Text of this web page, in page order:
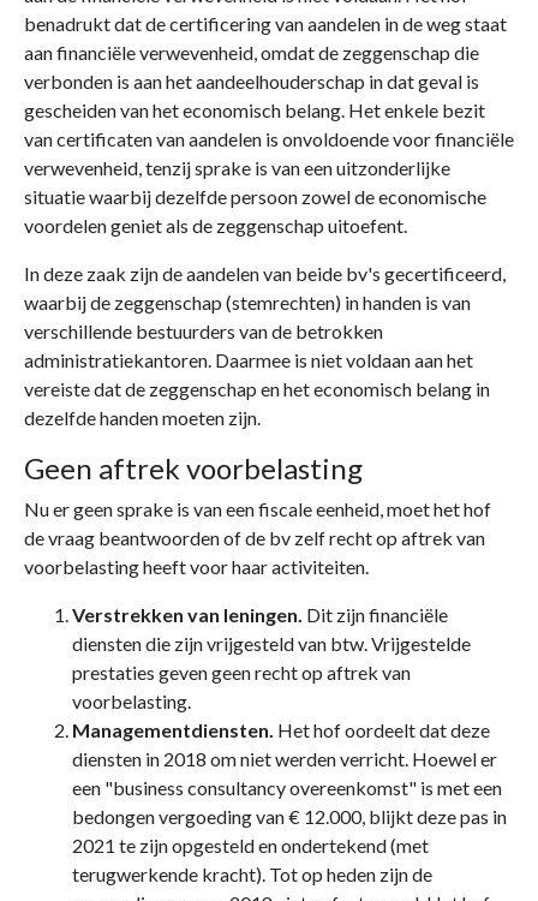
benadrukt dat de certificering van aandelen in de weg staat
aan financiële verwevenheid, omdat de zeggenschap die
verbonden is aan het aandeelhouderschap in dat geval is
gescheiden van het economisch belang. Het enkele bezit
van certificaten van aandelen is onvoldoende voor financiële
verwevenheid, tenzij sprake is van een uitzonderlijke
situatie waarbij dezelfde persoon zowel de economische
voordelen geniet als de zeggenschap uitoefent.
In deze zaak zijn de aandelen van beide bv's gecertificeerd,
waarbij de zeggenschap (stemrechten) in handen is van
verschillende bestuurders van de betrokken
administratiekantoren. Daarmee is niet voldaan aan het
vereiste dat de zeggenschap en het economisch belang in
dezelfde handen moeten zijn.
Geen aftrek voorbelasting
Nu er geen sprake is van een fiscale eenheid, moet het hof
de vraag beantwoorden of de bv zelf recht op aftrek van
voorbelasting heeft voor haar activiteiten.
Verstrekken van leningen. Dit zijn financiële
diensten die zijn vrijgesteld van btw. Vrijgestelde
prestaties geven geen recht op aftrek van
voorbelasting.
Managementdiensten. Het hof oordeelt dat deze
diensten in 2018 om niet werden verricht. Hoewel er
een "business consultancy overeenkomst" is met een
bedongen vergoeding van € 12.000, blijkt deze pas in
2021 te zijn opgesteld en ondertekend (met
terugwerkende kracht). Tot op heden zijn de